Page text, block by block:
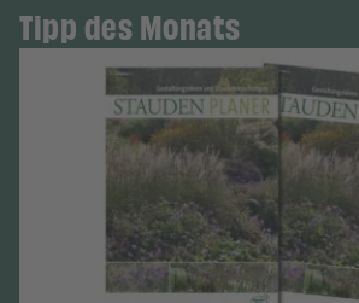
Tipp des Monats